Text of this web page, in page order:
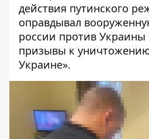
действия путинского
оправдывал
россии против Украины
призывы к
Украине».